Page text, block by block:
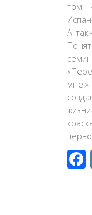
том,
А